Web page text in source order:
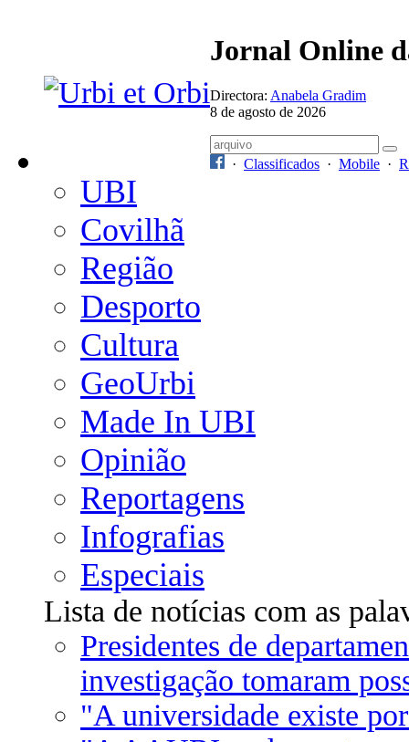
Jornal Online
Directora: Anabela Gradim
8 de agosto de 2026
· Classificados · Mobile ·
UBI
Covilhã
Região
Desporto
Cultura
GeoUrbi
Made In UBI
Opinião
Reportagens
Infografias
Especiais
Lista de notícias com as
Presidentes de
investigação tomaram
"A universidade existe